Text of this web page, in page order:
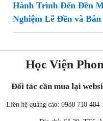
Hành Trình Đến Đền
Nghiệm Lễ Đền và Bản
Học Viện
Đối tác cần mua lại
Liên hệ quảng cáo: 0988 718 484